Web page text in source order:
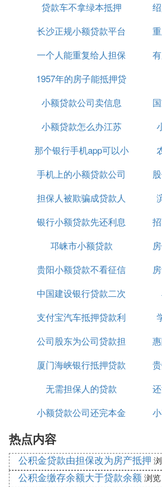
三、其他推荐360借条：奇虎
台，提供纯信用贷款，额度在
保人民币贷款业务，用于个人除
合法消费或经营用途，额度适
注意事项
款机构的要求，如经营时间、
风险，选择需谨慎。在申请贷款
式。 如有任何疑问或需要帮助
顾问或贷款机构。
吗
贷款车不拿绿本抵押
长沙正规小额贷款平台
一个人能重复给人担保
贷款吗
1957年的房子能抵押贷
款吗
小额贷款公司卖信息
小额贷款怎么办江苏
那个银行手机app可以小
额贷款
手机上的小额贷款公司
正规吗
担保人被欺骗成贷款人
银行小额贷款先还利息
到期付本金
邛崃市小额贷款
贵阳小额贷款不看征信
中国建设银行贷款二次
抵押利率是多少
支付宝汽车抵押贷款利
息8厘
公司股东为公司贷款担
保
厦门海峡银行抵押贷款
利息
无需担保人的贷款
小额贷款公司还完本金
热点内容
公积金贷款由担保改为房产抵押
公积金缴存余额大于贷款余额 浏